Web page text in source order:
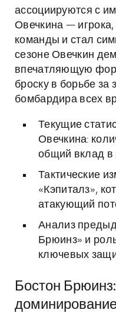
ассоциируются с
Овечкина —
команды и стал
сезоне Овечкин
впечатляющую
броску в борьбе за
бомбардира всех
Текущие
Овечкина:
общий вклад в
Тактические
«Кэпиталз»,
атакующий
Анализ
Брюинз» и
ключевых
Бостон